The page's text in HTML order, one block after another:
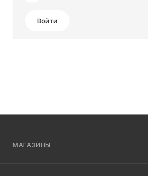
Войти
МАГАЗИНЫ